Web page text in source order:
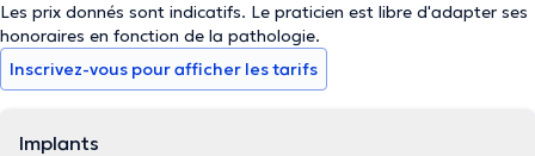
Les prix donnés sont indicatifs. Le praticien est libre d'adapter ses
honoraires en fonction de la pathologie.
Inscrivez-vous pour afficher les tarifs
Implants